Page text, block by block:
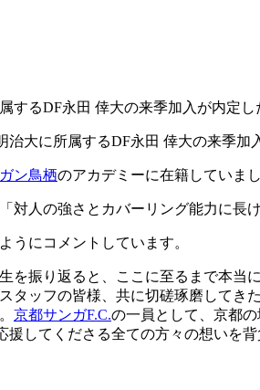
するDF永田 倖大の来季加入が内定
治大に所属するDF永田 倖大の来季加
ン鳥栖のアカデミーに在籍していまし
対人の強さとカバーリング能力に長
うにコメントしています。
を振り返ると、ここに至るまで本
タッフの皆様、共に切磋琢磨してき
京都サンガF.C.の一員として、京都
援してくださる全ての方々の想いを